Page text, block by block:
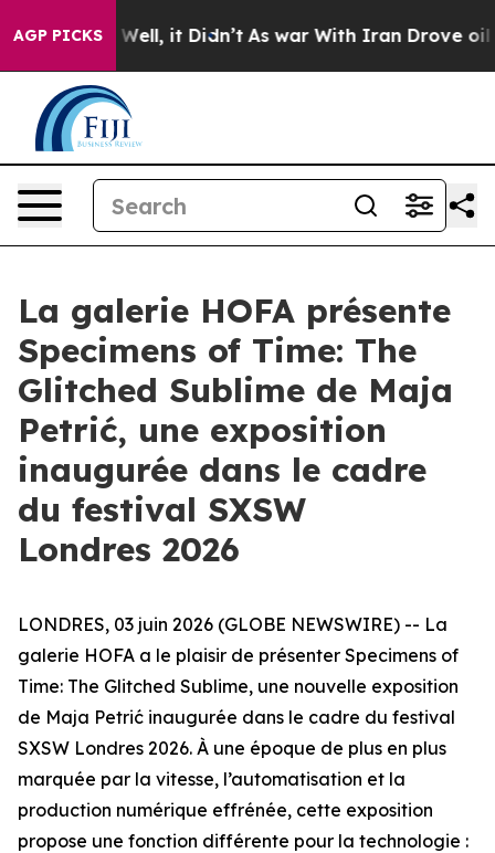
AGP PICKS
40%. Well, it Didn’t As war With Iran Drove oil
La galerie HOFA présente
Specimens of Time: The
Glitched Sublime de Maja
Petrić, une exposition
inaugurée dans le cadre
du festival SXSW
Londres 2026
LONDRES, 03 juin 2026 (GLOBE NEWSWIRE) -- La
galerie HOFA a le plaisir de présenter Specimens of
Time: The Glitched Sublime, une nouvelle exposition
de Maja Petrić inaugurée dans le cadre du festival
SXSW Londres 2026. À une époque de plus en plus
marquée par la vitesse, l’automatisation et la
production numérique effrénée, cette exposition
propose une fonction différente pour la technologie :